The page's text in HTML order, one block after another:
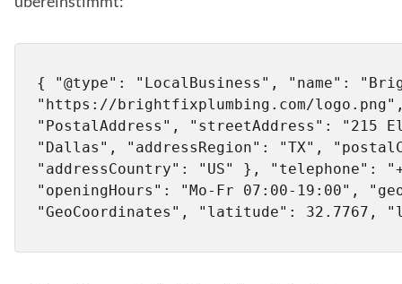
{ "@type": "LocalBusiness", "name":
"https://brightfixplumbing.com/
"PostalAddress", "streetAddress": "215
"Dallas", "addressRegion": "TX",
"addressCountry": "US" }, "telephone":
"openingHours": "Mo-Fr 07:00-19:00",
"GeoCoordinates", "latitude": 32.7767,